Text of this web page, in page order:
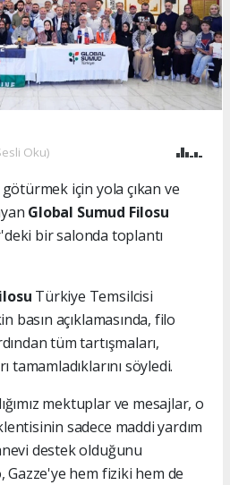
Oku)
için yola çıkan ve
Global Sumud Filosu
bir salonda toplantı
Türkiye Temsilcisi
basın açıklamasında, filo
tüm tartışmaları,
tamamladıklarını söyledi.
mektuplar ve mesajlar, o
sadece maddi yardım
destek olduğunu
hem fiziki hem de